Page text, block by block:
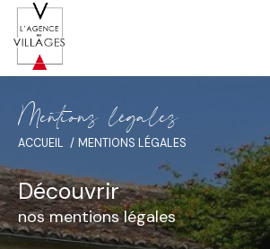
Mentions légales
ACCUEIL MENTIONS LÉGALES
Découvrir
nos mentions légales